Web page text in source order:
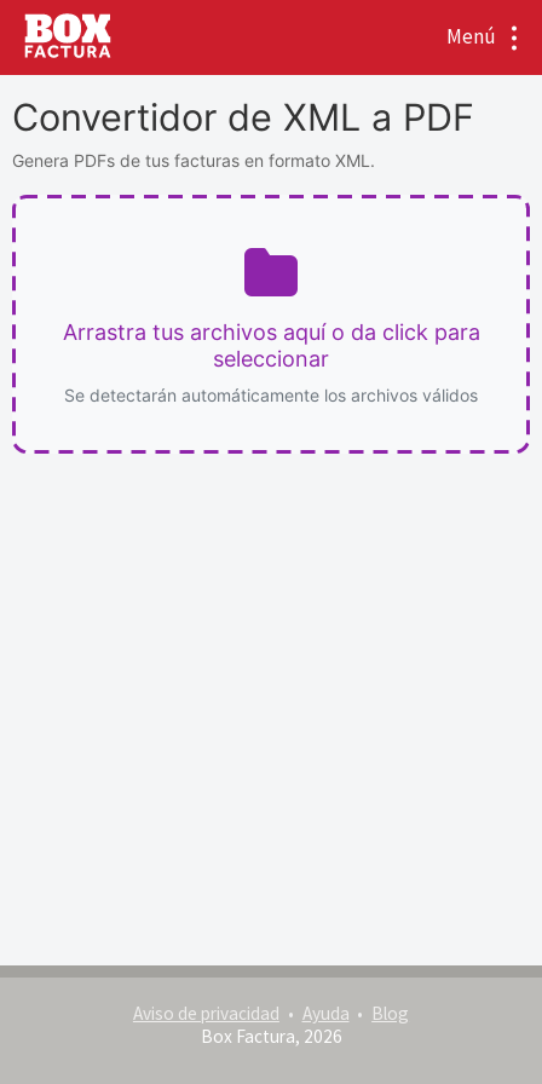
Menú
Convertidor de XML a PDF
Genera PDFs de tus facturas en formato XML.
Arrastra tus archivos aquí o da click para
seleccionar
Se detectarán automáticamente los archivos válidos
Aviso de privacidad Ayuda
Blog
Box Factura, 2026